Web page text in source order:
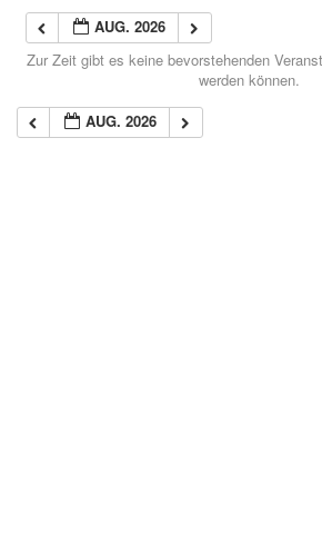
AUG. 2026
Zur Zeit gibt es keine bevorstehenden
werden können.
AUG. 2026